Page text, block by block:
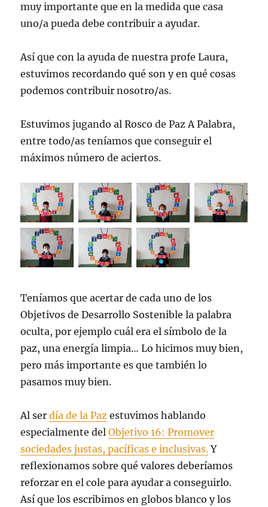
muy importante que en la medida que casa
uno/a pueda debe contribuir a ayudar.
Así que con la ayuda de nuestra profe Laura,
estuvimos recordando qué son y en qué cosas
podemos contribuir nosotro/as.
Estuvimos jugando al Rosco de Paz A Palabra,
entre todo/as teníamos que conseguir el
máximos número de aciertos.
Teníamos que acertar de cada uno de los
Objetivos de Desarrollo Sostenible la palabra
oculta, por ejemplo cuál era el símbolo de la
paz, una energía limpia… Lo hicimos muy bien,
pero más importante es que también lo
pasamos muy bien.
Al serdía de la Paz estuvimos hablando
especialmente delObjetivo 16: Promover
sociedades justas, pacíficas e inclusivas.Y
reflexionamos sobre qué valores deberíamos
reforzar en el cole para ayudar a conseguirlo.
Así que los escribimos en globos blanco y los